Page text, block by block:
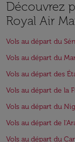
Découvrez
Royal Air
Vols au départ du
Vols au départ du
Vols au départ des
Vols au départ de la
Vols au départ du
Vols au départ de
Vols au départ du